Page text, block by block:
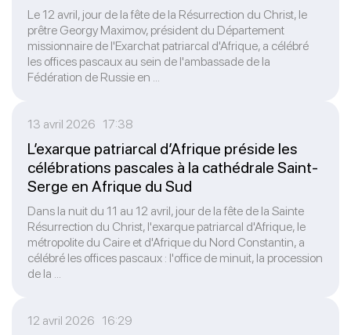
Le 12 avril, jour de la fête de la Résurrection du Christ, le
prêtre Georgy Maximov, président du Département
missionnaire de l'Exarchat patriarcal d'Afrique, a célébré
les offices pascaux au sein de l'ambassade de la
Fédération de Russie en ...
13 avril 2026 17:38
L’exarque patriarcal d’Afrique préside les
célébrations pascales à la cathédrale Saint-
Serge en Afrique du Sud
Dans la nuit du 11 au 12 avril, jour de la fête de la Sainte
Résurrection du Christ, l'exarque patriarcal d'Afrique, le
métropolite du Caire et d'Afrique du Nord Constantin, a
célébré les offices pascaux : l'office de minuit, la procession
de la ...
12 avril 2026 16:29